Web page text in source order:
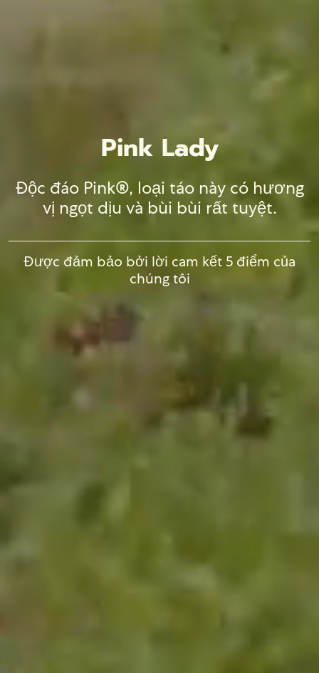
Pink Lady
Độc đáo Pink®, loại táo này có hương
vị ngọt dịu và bùi bùi rất tuyệt.
Được đảm bảo bởi lời cam kết 5 điểm của
chúng tôi